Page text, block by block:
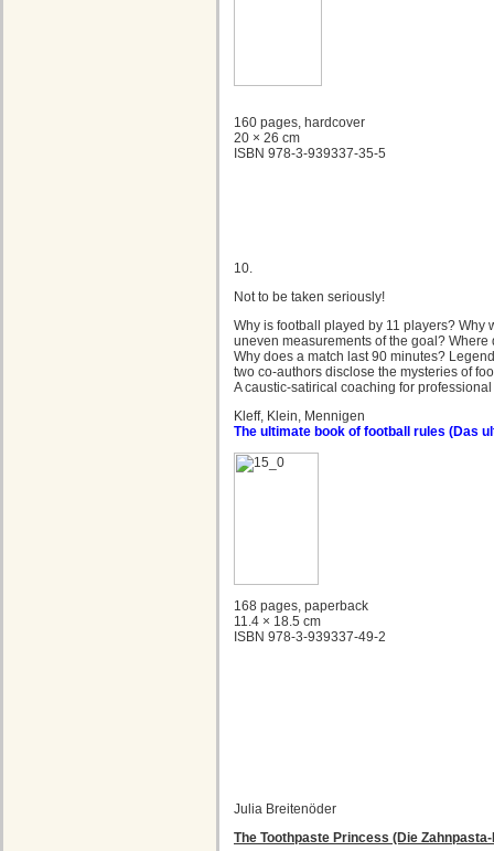
160 pages, hardcover
20 × 26 cm
ISBN 978-3-939337-35-5
10.
Not to be taken seriously!
Why is football played by 11 players?
uneven measurements of the goal?
Why does a match last 90 minutes?
two co-authors disclose the mysteries of
A caustic-satirical coaching for
Kleff, Klein, Mennigen
The ultimate book of football rules (Das
168 pages, paperback
11.4 × 18.5 cm
ISBN 978-3-939337-49-2
Julia Breitenöder
The Toothpaste Princess (Die